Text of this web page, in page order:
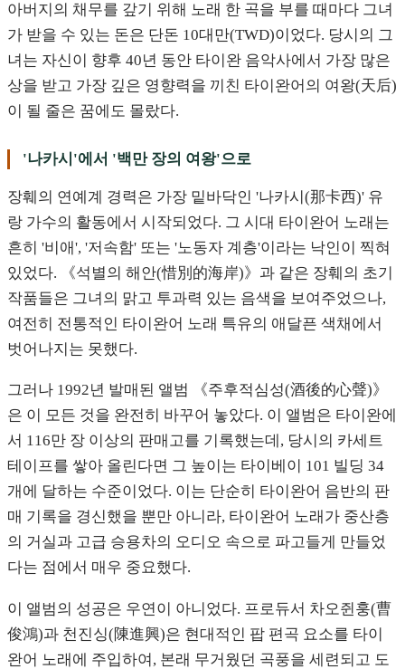
아버지의 채무를 갚기 위해 노래 한 곡을 부를 때마다 그녀
가 받을 수 있는 돈은 단돈 10대만(TWD)이었다. 당시의 그
녀는 자신이 향후 40년 동안 타이완 음악사에서 가장 많은
상을 받고 가장 깊은 영향력을 끼친 타이완어의 여왕(天后)
이 될 줄은 꿈에도 몰랐다.
'나카시'에서 '백만 장의 여왕'으로
장훼의 연예계 경력은 가장 밑바닥인 '나카시(那卡西)' 유
랑 가수의 활동에서 시작되었다. 그 시대 타이완어 노래는
흔히 '비애', '저속함' 또는 '노동자 계층'이라는 낙인이 찍혀
있었다. 《석별의 해안(惜別的海岸)》과 같은 장훼의 초기
작품들은 그녀의 맑고 투과력 있는 음색을 보여주었으나,
여전히 전통적인 타이완어 노래 특유의 애달픈 색채에서
벗어나지는 못했다.
그러나 1992년 발매된 앨범 《주후적심성(酒後的心聲)》
은 이 모든 것을 완전히 바꾸어 놓았다. 이 앨범은 타이완에
서 116만 장 이상의 판매고를 기록했는데, 당시의 카세트
테이프를 쌓아 올린다면 그 높이는 타이베이 101 빌딩 34
개에 달하는 수준이었다. 이는 단순히 타이완어 음반의 판
매 기록을 경신했을 뿐만 아니라, 타이완어 노래가 중산층
의 거실과 고급 승용차의 오디오 속으로 파고들게 만들었
다는 점에서 매우 중요했다.
이 앨범의 성공은 우연이 아니었다. 프로듀서 차오쥔훙(曹
俊鴻)과 천진싱(陳進興)은 현대적인 팝 편곡 요소를 타이
완어 노래에 주입하여, 본래 무거웠던 곡풍을 세련되고 도